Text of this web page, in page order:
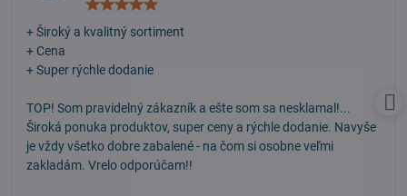
+ Široký a kvalitný sortiment
+ Cena
+ Super rýchle dodanie
TOP! Som pravidelný zákazník a ešte som sa nesklamal!...
Široká ponuka produktov, super ceny a rýchle dodanie. Navyše
je vždy všetko dobre zabalené - na čom si osobne veľmi
zakladám. Vrelo odporúčam!!